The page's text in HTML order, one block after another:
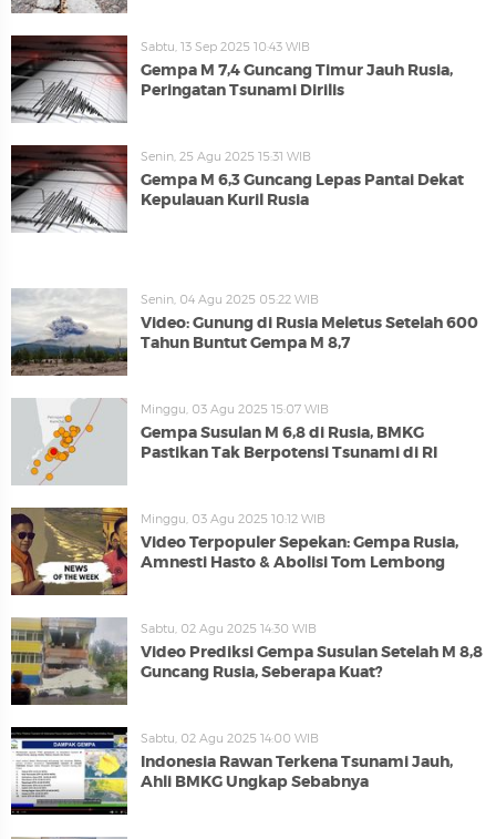
Sabtu, 13 Sep 2025 10:43 WIB
Gempa M 7,4 Guncang Timur Jauh Rusia,
Peringatan Tsunami Dirilis
Senin, 25 Agu 2025 15:31 WIB
Gempa M 6,3 Guncang Lepas Pantai Dekat
Kepulauan Kuril Rusia
Senin, 04 Agu 2025 05:22 WIB
Video: Gunung di Rusia Meletus Setelah 600
Tahun Buntut Gempa M 8,7
Minggu, 03 Agu 2025 15:07 WIB
Gempa Susulan M 6,8 di Rusia, BMKG
Pastikan Tak Berpotensi Tsunami di RI
Minggu, 03 Agu 2025 10:12 WIB
Video Terpopuler Sepekan: Gempa Rusia,
Amnesti Hasto & Abolisi Tom Lembong
Sabtu, 02 Agu 2025 14:30 WIB
Video Prediksi Gempa Susulan Setelah M 8,8
Guncang Rusia, Seberapa Kuat?
Sabtu, 02 Agu 2025 14:00 WIB
Indonesia Rawan Terkena Tsunami Jauh,
Ahli BMKG Ungkap Sebabnya